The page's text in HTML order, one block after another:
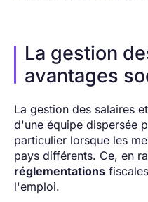
La gestion
avantages
La gestion des salaires
d'une équipe dispersée
particulier lorsque les
pays différents. Ce, en
réglementations
l'emploi.